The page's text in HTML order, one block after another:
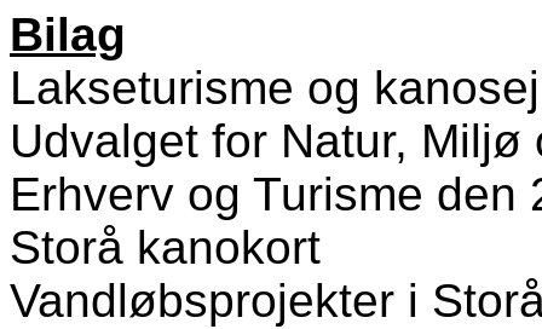
Bilag
Lakseturisme og
Udvalget for Natur,
Erhverv og Turisme den
Storå kanokort
Vandløbsprojekter i